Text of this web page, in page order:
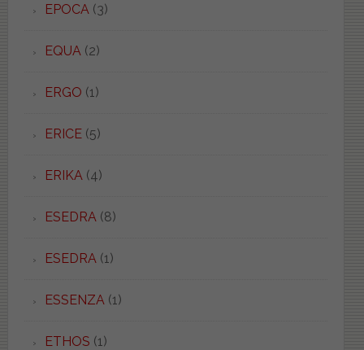
EPOCA (3)
EQUA (2)
ERGO (1)
ERICE(5)
ERIKA (4)
ESEDRA (8)
ESEDRA (1)
ESSENZA (1)
ETHOS (1)